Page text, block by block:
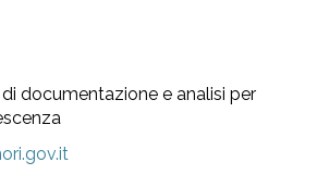
documentazione e analisi per